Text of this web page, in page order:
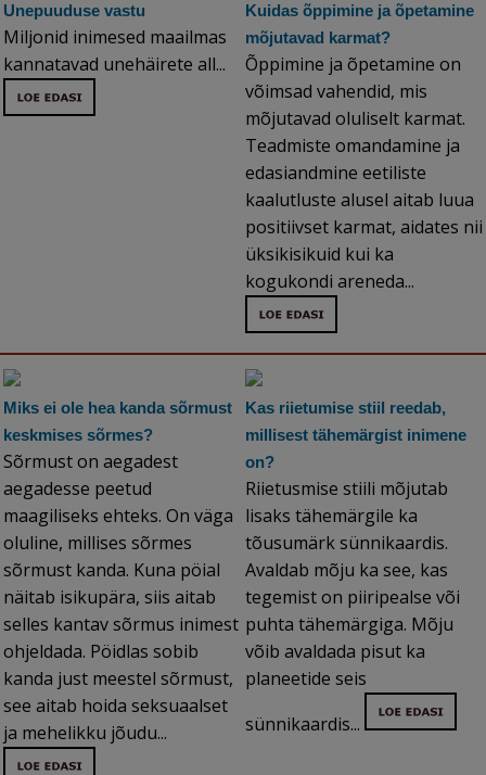
Unepuuduse vastu
Miljonid inimesed maailmas
kannatavad unehäirete all...
Kuidas õppimine ja õpetamine
mõjutavad karmat?
Õppimine ja õpetamine on
võimsad vahendid, mis
mõjutavad oluliselt karmat.
Teadmiste omandamine ja
edasiandmine eetiliste
kaalutluste alusel aitab luua
positiivset karmat, aidates nii
üksikisikuid kui ka
kogukondi areneda...
Miks ei ole hea kanda sõrmust
keskmises sõrmes?
Sõrmust on aegadest
aegadesse peetud
maagiliseks ehteks. On väga
oluline, millises sõrmes
sõrmust kanda. Kuna pöial
näitab isikupära, siis aitab
selles kantav sõrmus inimest
ohjeldada. Pöidlas sobib
kanda just meestel sõrmust,
see aitab hoida seksuaalset
ja mehelikku jõudu...
Kas riietumise stiil reedab,
millisest tähemärgist inimene
on?
Riietusmise stiili mõjutab
lisaks tähemärgile ka
tõusumärk sünnikaardis.
Avaldab mõju ka see, kas
tegemist on piiripealse või
puhta tähemärgiga. Mõju
võib avaldada pisut ka
planeetide seis
sünnikaardis...